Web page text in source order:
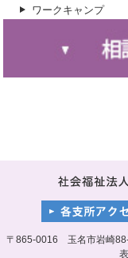
ホームヘルパー（介
認知症地域支援事業
シルバーハウジン
ワークキャンプ
苦情相談窓口
無料法律相談
高額療養費等貸付
福祉金庫貸付事業
〒865-0016 玉名市岩崎